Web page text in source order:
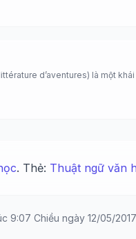
d’aventures) là một khái
. Thẻ: Thuật ngữ văn
9:07 Chiều ngày 12/05/2017